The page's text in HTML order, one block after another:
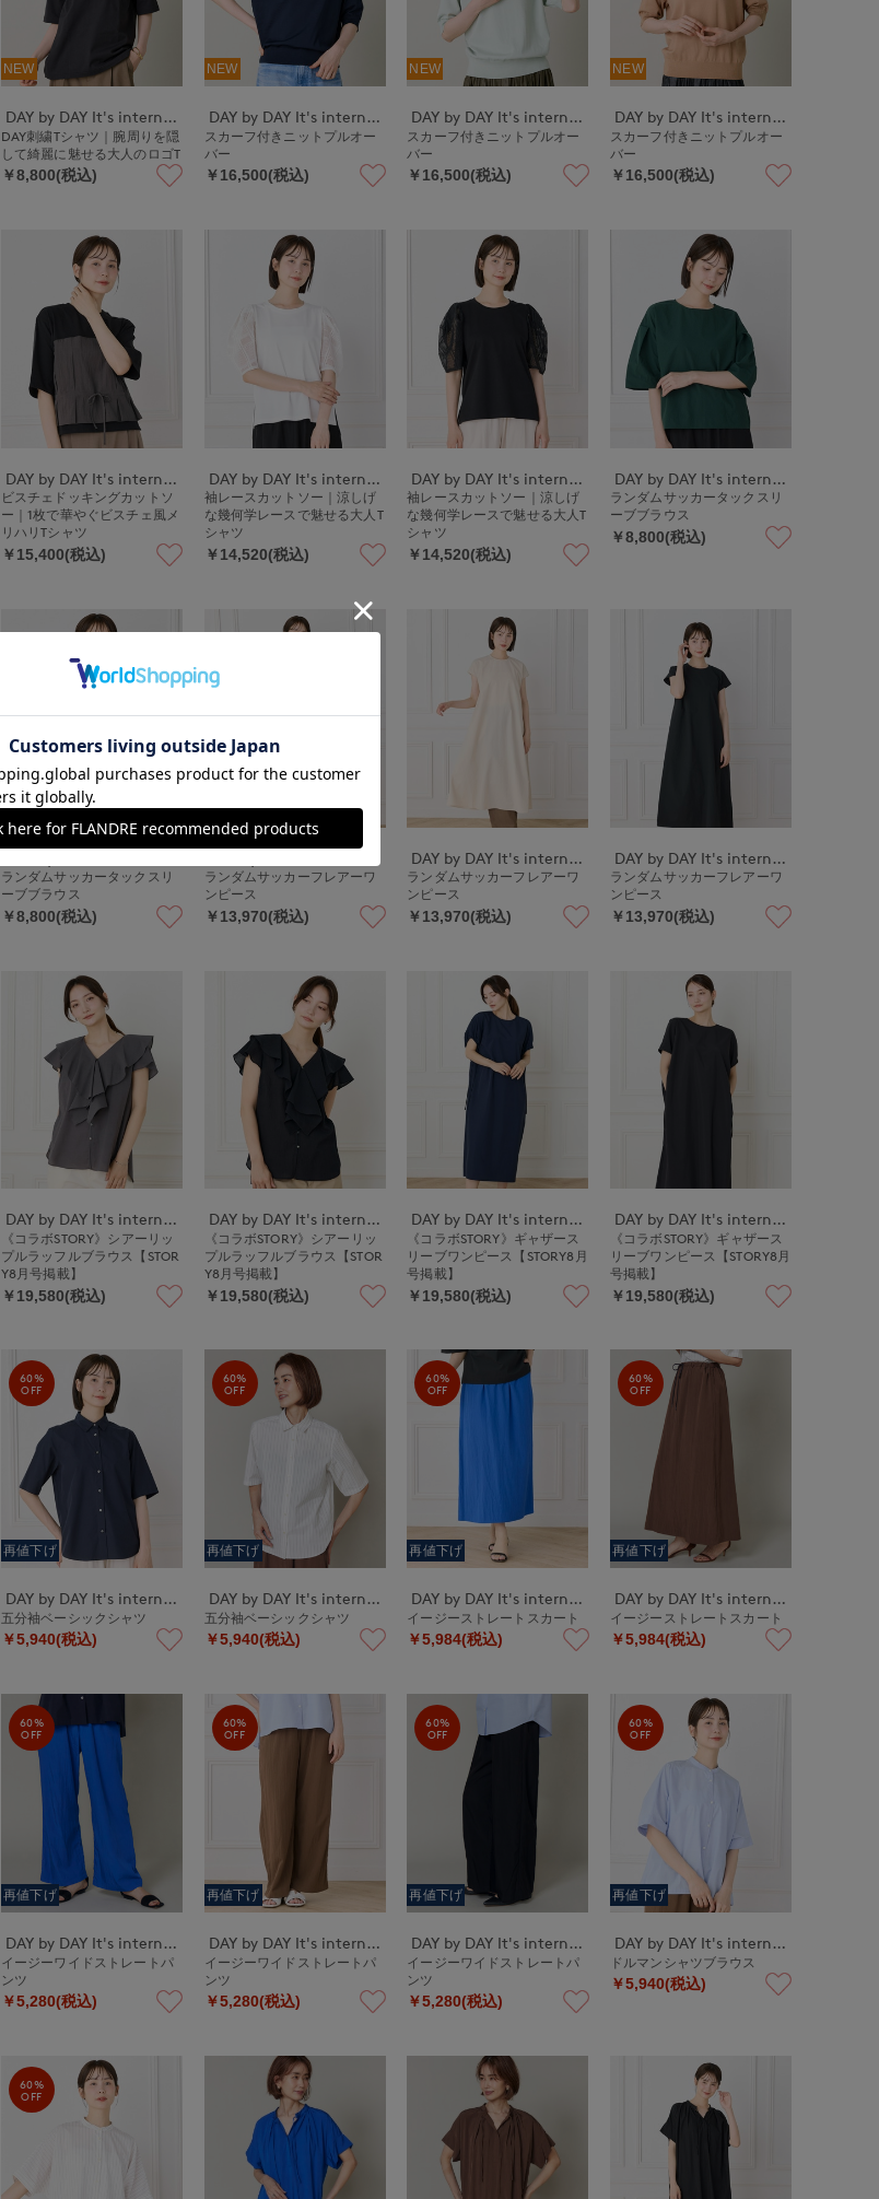
NEW
DAY by DAY It's international
DAY刺繍Tシャツ｜腕周りを隠
して綺麗に魅せる大人のロゴT
￥8,800(税込)
NEW
DAY by DAY It's international
スカーフ付きニットプルオー
バー
￥16,500(税込)
NEW
DAY by DAY It's international
スカーフ付きニットプルオー
バー
￥16,500(税込)
NEW
DAY by DAY It's international
スカーフ付きニットプルオー
バー
￥16,500(税込)
DAY by DAY It's international
ビスチェドッキングカットソ
ー｜1枚で華やぐビスチェ風メ
リハリTシャツ
￥15,400(税込)
DAY by DAY It's international
袖レースカットソー｜涼しげ
な幾何学レースで魅せる大人T
シャツ
￥14,520(税込)
DAY by DAY It's international
袖レースカットソー｜涼しげ
な幾何学レースで魅せる大人T
シャツ
￥14,520(税込)
DAY by DAY It's international
ランダムサッカータックスリ
ーブブラウス
￥8,800(税込)
ランダムサッカータックスリ
ーブブラウス
￥8,800(税込)
ランダムサッカーフレアーワ
ンピース
￥13,970(税込)
DAY by DAY It's international
ランダムサッカーフレアーワ
ンピース
￥13,970(税込)
DAY by DAY It's international
ランダムサッカーフレアーワ
ンピース
￥13,970(税込)
DAY by DAY It's international
《コラボSTORY》シアーリッ
プルラッフルブラウス【STOR
Y8月号掲載】
￥19,580(税込)
DAY by DAY It's international
《コラボSTORY》シアーリッ
プルラッフルブラウス【STOR
Y8月号掲載】
￥19,580(税込)
DAY by DAY It's international
《コラボSTORY》ギャザース
リーブワンピース【STORY8月
号掲載】
￥19,580(税込)
DAY by DAY It's international
《コラボSTORY》ギャザース
リーブワンピース【STORY8月
号掲載】
￥19,580(税込)
60%
OFF
再値下げ
DAY by DAY It's international
五分袖ベーシックシャツ
￥5,940(税込)
60%
OFF
再値下げ
DAY by DAY It's international
五分袖ベーシックシャツ
￥5,940(税込)
60%
OFF
再値下げ
DAY by DAY It's international
イージーストレートスカート
￥5,984(税込)
60%
OFF
再値下げ
DAY by DAY It's international
イージーストレートスカート
￥5,984(税込)
60%
OFF
再値下げ
DAY by DAY It's international
イージーワイドストレートパ
ンツ
￥5,280(税込)
60%
OFF
再値下げ
DAY by DAY It's international
イージーワイドストレートパ
ンツ
￥5,280(税込)
60%
OFF
再値下げ
DAY by DAY It's international
イージーワイドストレートパ
ンツ
￥5,280(税込)
60%
OFF
再値下げ
DAY by DAY It's international
ドルマンシャツブラウス
￥5,940(税込)
60%
OFF